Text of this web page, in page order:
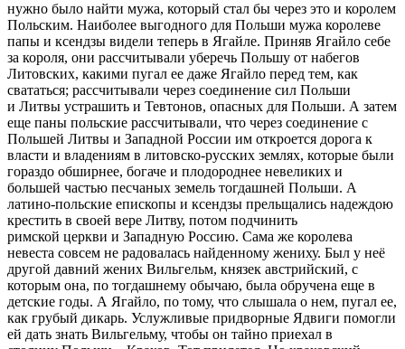
нужно было найти мужа, который стал бы через это и королем
Польским. Наиболее выгодного для Польши мужа королеве
папы и ксендзы видели теперь в Ягайле. Приняв Ягайло себе
за короля, они рассчитывали уберечь Польшу от набегов
Литовских, какими пугал ее даже Ягайло перед тем, как
свататься; рассчитывали через соединение сил Польши
и Литвы устрашить и Тевтонов, опасных для Польши. А затем
еще паны польские рассчитывали, что через соединение с
Польшей Литвы и Западной России им откроется дорога к
власти и владениям в литовско-русских землях, которые были
гораздо обширнее, богаче и плодороднее невеликих и
большей частью песчаных земель тогдашней Польши. А
латино-польские епископы и ксендзы прельщались надеждою
крестить в своей вере Литву, потом подчинить
римской церкви и Западную Россию. Сама же королева
невеста совсем не радовалась найденному жениху. Был у неё
другой давний жених Вильгельм, князек австрийский, с
которым она, по тогдашнему обычаю, была обручена еще в
детские годы. А Ягайло, по тому, что слышала о нем, пугал ее,
как грубый дикарь. Услужливые придворные Ядвиги помогли
ей дать знать Вильгельму, чтобы он тайно приехал в